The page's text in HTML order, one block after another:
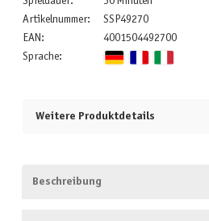
Artikelnummer:
SSP49270
EAN:
4001504492700
Sprache:
Weitere Produktdetails
Beschreibung